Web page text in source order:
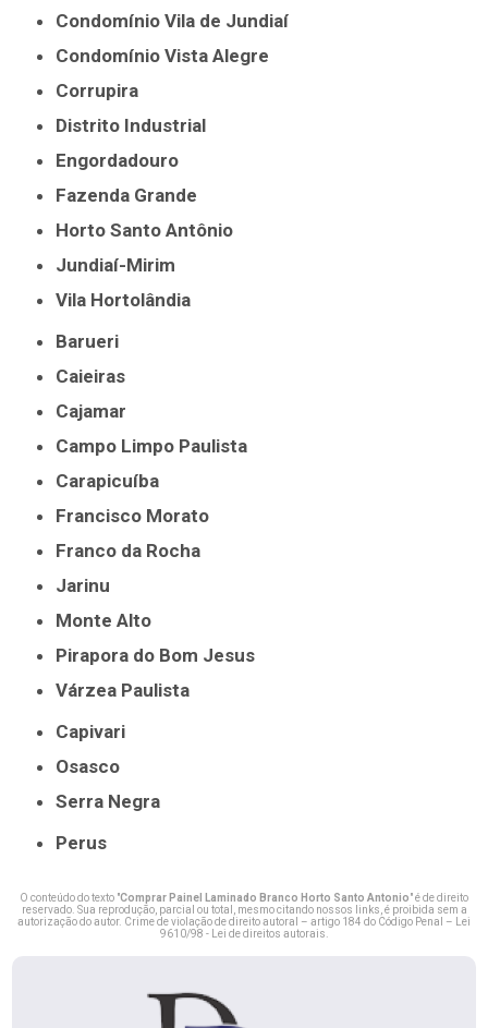
Condomínio Vila de Jundiaí
Condomínio Vista Alegre
Corrupira
Distrito Industrial
Engordadouro
Fazenda Grande
Horto Santo Antônio
Jundiaí-Mirim
Vila Hortolândia
Barueri
Caieiras
Cajamar
Campo Limpo Paulista
Carapicuíba
Francisco Morato
Franco da Rocha
Jarinu
Monte Alto
Pirapora do Bom Jesus
Várzea Paulista
Capivari
Osasco
Serra Negra
Perus
O conteúdo do texto "Comprar Painel Laminado Branco Horto Santo Antonio" é de direito
reservado. Sua reprodução, parcial ou total, mesmo citando nossos links, é proibida sem a
autorização do autor. Crime de violação de direito autoral – artigo 184 do Código Penal –
Lei
9610/98 - Lei de direitos autorais